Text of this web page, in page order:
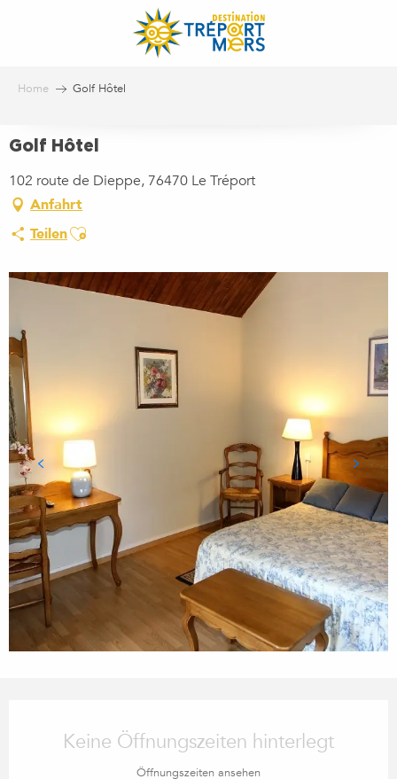
Home Golf Hôtel
Golf Hôtel
102 route de Dieppe, 76470 Le Tréport
Anfahrt
TeilenAjouter aux favoris
Keine Öffnungszeiten hinterlegt
Öffnungszeiten ansehen